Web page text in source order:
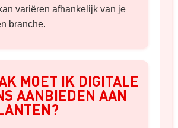
variëren afhankelijk van je
branche.
MOET IK DIGITALE
AANBIEDEN AAN